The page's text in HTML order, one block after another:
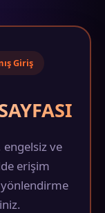
Giriş
engelsiz ve
erişim
yönlendirme